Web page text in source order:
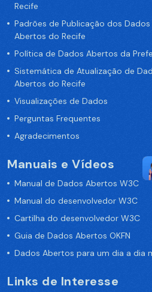
Recife
Padrões de Publicação dos
Abertos do Recife
Política de Dados Abertos da
Sistemática de Atualização de
Abertos do Recife
Visualizações de Dados
Perguntas Frequentes
Agradecimentos
Manuais e Vídeos
Manual de Dados Abertos W3C
Manual do desenvolvedor W3C
Cartilha do desenvolvedor W3C
Guia de Dados Abertos OKFN
Dados Abertos para um dia a dia
Links de Interesse